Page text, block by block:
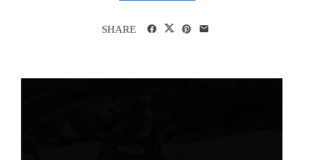
SHARE